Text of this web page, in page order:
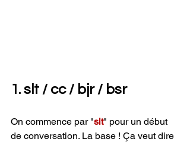
1. slt / cc / bjr / bsr
On commence par "slt" pour un début
de conversation. La base ! Ça veut dire